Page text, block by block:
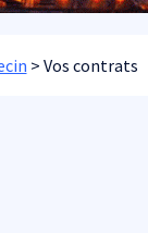
Vos contrats